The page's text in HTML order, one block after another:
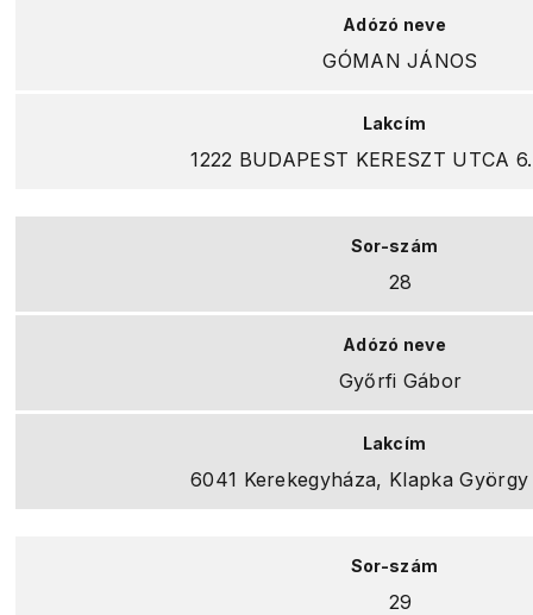
GÓMAN JÁNOS
1222 BUDAPEST KERESZT UTCA
28
Győrfi Gábor
6041 Kerekegyháza, Klapka
29